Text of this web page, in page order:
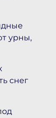
урны,
снег